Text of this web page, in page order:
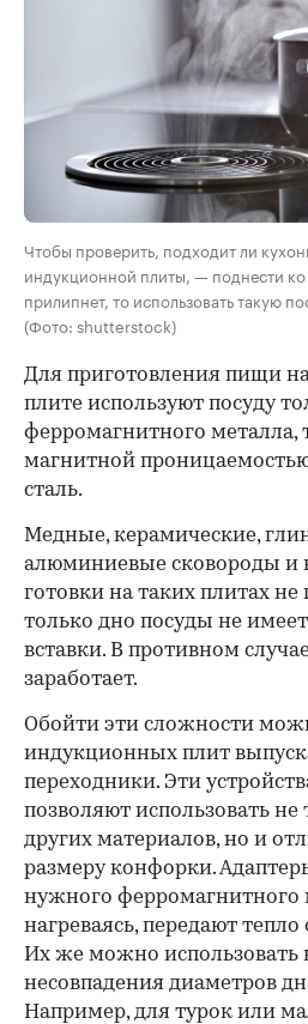
Чтобы проверить, подходит ли
индукционной плиты, — поднести ко
прилипнет, то использовать такую
(Фото: shutterstock)
Для приготовления пищи
плите используют посуду
ферромагнитного металла,
магнитной
сталь.
Медные, керамические,
алюминиевые сковороды и
готовки на таких плитах не
только дно посуды не
вставки. В противном
заработает.
Обойти эти сложности
индукционных плит
переходники. Эти
позволяют использовать не
других материалов, но и
размеру конфорки.
нужного ферромагнитного
нагреваясь, передают
Их же можно использовать
несовпадения диаметров
Например, для турок или